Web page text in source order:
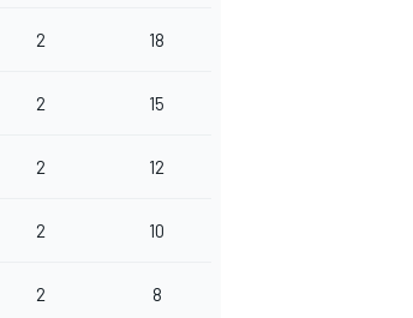
2 18
2 15
2 12
2 10
2 8